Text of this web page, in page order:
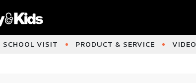
SCHOOL VISIT PRODUCT & SERVICE VIDEO